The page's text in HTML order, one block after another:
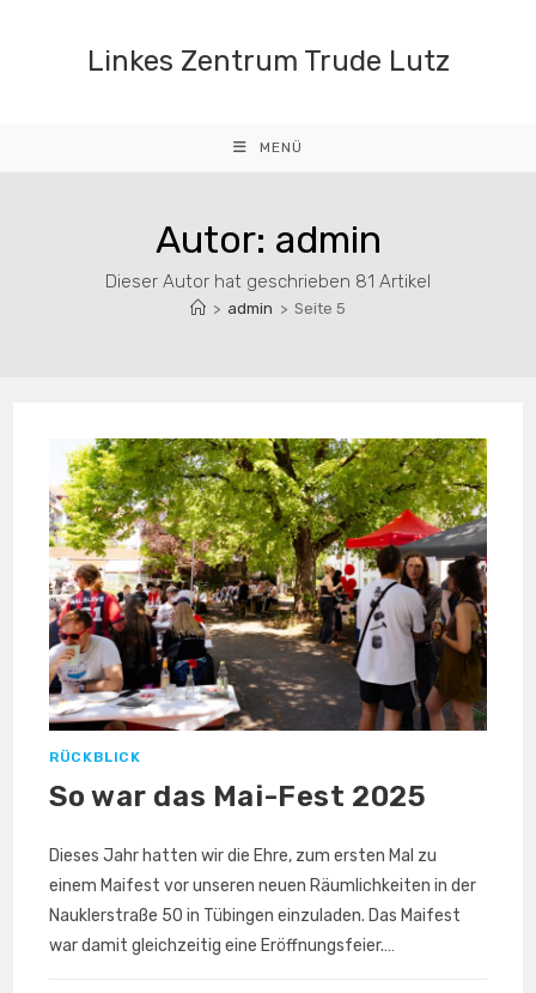
Linkes Zentrum Trude Lutz
MENÜ
Autor: admin
Dieser Autor hat geschrieben 81 Artikel
> admin > Seite 5
RÜCKBLICK
So war das Mai-Fest 2025
Dieses Jahr hatten wir die Ehre, zum ersten Mal zu
einem Maifest vor unseren neuen Räumlichkeiten in der
Nauklerstraße 50 in Tübingen einzuladen. Das Maifest
war damit gleichzeitig eine Eröffnungsfeier.…